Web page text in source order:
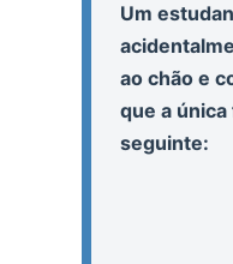
Um
ao chão e
que a
seguinte: